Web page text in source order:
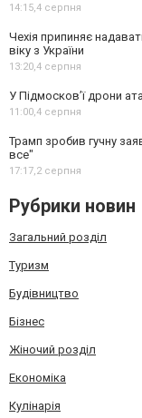
14:15,4 серпня
Чехія припиняє
віку з України
13:20,4 серпня
У Підмосков’ї дрони
11:00,4 серпня
Трамп зробив гучну
все"
17:17,2 серпня
Рубрики новин
Загальний розділ
Туризм
Будівництво
Бізнес
Жіночий розділ
Економіка
Кулінарія